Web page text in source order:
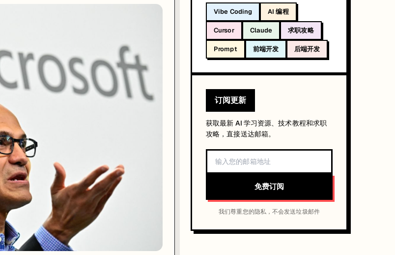
新定义了“谁适合带领微软走完下一个十年”的标准。
写的领导力与组织模式。 未来能把 AI 能力真正用在自己的技术层、管理层面的能力才是趋势！
Vibe Coding AI 编程
Cursor Claude 求职攻略
Prompt 前端开发 后端开发
订阅更新
获取最新 AI 学习资源、技术教程和求职
攻略，直接送达邮箱。
免费订阅
我们尊重您的隐私，不会发送垃圾邮件